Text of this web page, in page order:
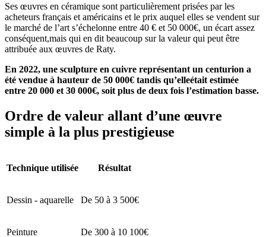
Ses œuvres en céramique sont particulièrement prisées par les
acheteurs français et américains et le prix auquel elles se vendent sur
le marché de l’art s’échelonne entre 40 € et 50 000€, un écart assez
conséquent,mais qui en dit beaucoup sur la valeur qui peut être
attribuée aux œuvres de Raty.
En 2022, une sculpture en cuivre représentant un centurion a
été vendue à hauteur de 50 000€ tandis qu’elleétait estimée
entre 20 000 et 30 000€, soit plus de deux fois l’estimation basse.
Ordre de valeur allant d’une œuvre
simple à la plus prestigieuse
Technique utilisée Résultat
Dessin - aquarelle De 50 à 3 500€
Peinture De 300 à 10 100€